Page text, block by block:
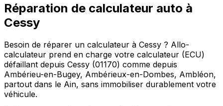
Réparation de calculateur auto à
Cessy
Besoin de réparer un calculateur à Cessy ? Allo-
calculateur prend en charge votre calculateur (ECU)
défaillant depuis Cessy (01170) comme depuis
Ambérieu-en-Bugey, Ambérieux-en-Dombes, Ambléon,
partout dans le Ain, sans immobiliser durablement votre
véhicule.